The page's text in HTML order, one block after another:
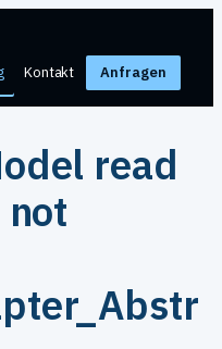
Kontakt Anfragen
read
not